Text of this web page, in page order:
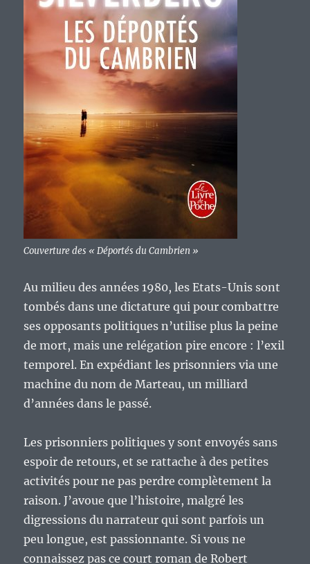
Couverture des « Déportés du Cambrien »
Au milieu des années 1980, les Etats-Unis sont
tombés dans une dictature qui pour combattre
ses opposants politiques n’utilise plus la peine
de mort, mais une relégation pire encore : l’exil
temporel. En expédiant les prisonniers via une
machine du nom de Marteau, un milliard
d’années dans le passé.
Les prisonniers politiques y sont envoyés sans
espoir de retours, et se rattache à des petites
activités pour ne pas perdre complètement la
raison. J’avoue que l’histoire, malgré les
digressions du narrateur qui sont parfois un
peu longue, est passionnante. Si vous ne
connaissez pas ce court roman de Robert